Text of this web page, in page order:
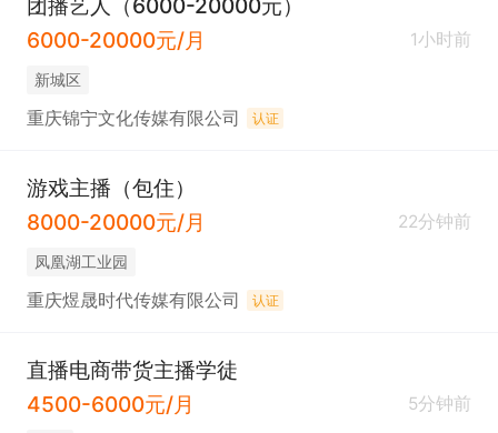
6000-20000元/月
1小时前
新城区
重庆锦宁文化传媒有限公司 认证
游戏主播（包住）
8000-20000元/月
22分钟前
凤凰湖工业园
重庆煜晟时代传媒有限公司 认证
直播电商带货主播学徒
4500-6000元/月
5分钟前